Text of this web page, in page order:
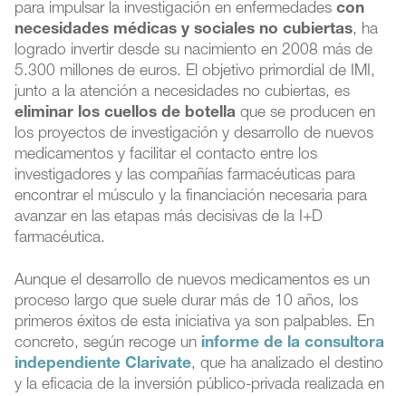
para impulsar la investigación en enfermedadescon
necesidades médicas y sociales no cubiertas, ha
logrado invertir desde su nacimiento en 2008 más de
5.300 millones de euros. El objetivo primordial de IMI,
junto a la atención a necesidades no cubiertas, es
eliminar los cuellos de botella que se producen en
los proyectos de investigación y desarrollo de nuevos
medicamentos y facilitar el contacto entre los
investigadores y las compañías farmacéuticas para
encontrar el músculo y la financiación necesaria para
avanzar en las etapas más decisivas de la I+D
farmacéutica.
Aunque el desarrollo de nuevos medicamentos es un
proceso largo que suele durar más de 10 años, los
primeros éxitos de esta iniciativa ya son palpables. En
concreto, según recoge un informe de la consultora
independiente Clarivate, que ha analizado el destino
y la eficacia de la inversión público-privada realizada en